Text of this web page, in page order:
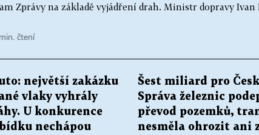
Zprávy na základě vyjádření drah. Ministr dopravy Ivan
čtení
největší zakázku
vlaky vyhrály
U konkurence
nechápou
Šest miliard pro
Správa železnic
převod pozemků,
nesměla ohrozit ani